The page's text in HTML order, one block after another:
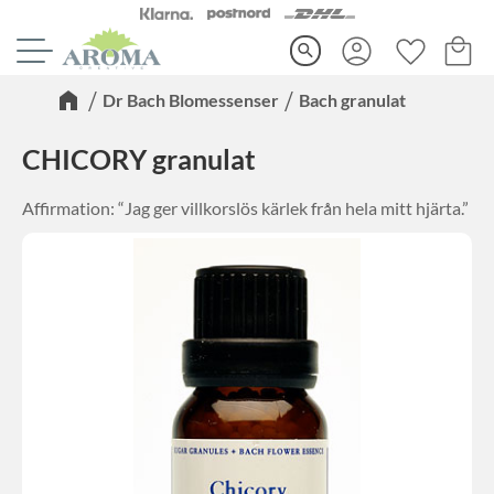
Meny search
Dr Bach Blomessenser Bach granulat
CHICORY granulat
Affirmation: “Jag ger villkorslös kärlek från hela mitt hjärta.”